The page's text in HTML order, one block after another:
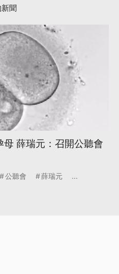
聞
薛瑞元：召開公聽會
公聽會 薛瑞元 ...